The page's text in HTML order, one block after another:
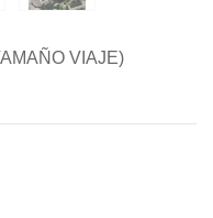
VIAJE)